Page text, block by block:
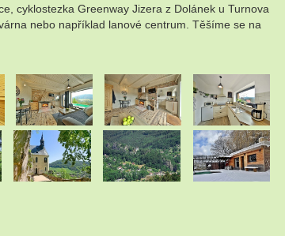
cyklostezka Greenway Jizera z Dolánek u Turnova
nebo například lanové centrum. Těšíme se na